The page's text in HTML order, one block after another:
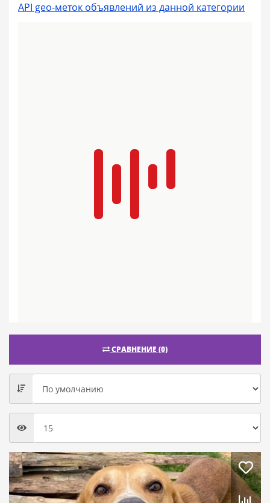
API geo-меток объявлений из данной категории
СРАВНЕНИЕ (0)